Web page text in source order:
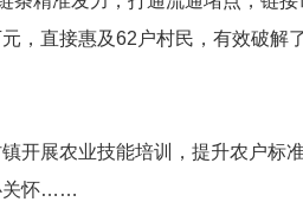
，直接惠及62户村民，有效破解
开展农业技能培训，提升农户标
关怀……